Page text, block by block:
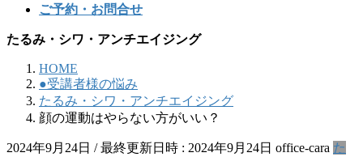
ご予約・お問合せ
たるみ・シワ・アンチエイジング
HOME
●受講者様の悩み
たるみ・シワ・アンチエイジング
顔の運動はやらない方がいい？
2024年9月24日 / 最終更新日時 : 2024年9月24日 office-cara た